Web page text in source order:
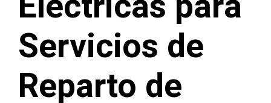
Servicios de
Reparto de